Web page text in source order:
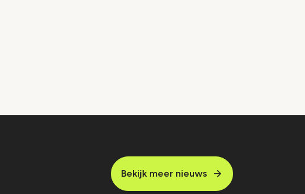
Bekijk meer nieuws